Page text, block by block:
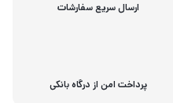
ارسال سریع سفارشات
پرداخت امن از درگاه بانکی